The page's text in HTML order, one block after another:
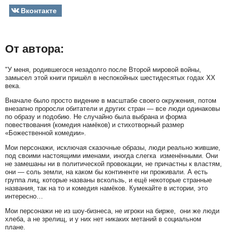
Вконтакте
От автора:
"У меня, родившегося незадолго после Второй мировой войны,
замысел этой книги пришёл в неспокойных шестидесятых годах ХХ
века.
Вначале было просто видение в масштабе своего окружения, потом
внезапно проросли обитатели и других стран — все люди одинаковы
по образу и подобию. Не случайно была выбрана и форма
повествования (комедия намёков) и стихотворный размер
«Божественной комедии».
Мои персонажи, исключая сказочные образы, люди реально жившие,
под своими настоящими именами, иногда слегка изменёнными. Они
не замешаны ни в политической провокации, не причастны к властям,
они — соль земли, на каком бы континенте ни проживали. А есть
группа лиц, которые названы вскользь, и ещё некоторые странные
названия, так на то и комедия намёков. Кумекайте в истории, это
интересно…
Мои персонажи не из шоу-бизнеса, не игроки на бирже, они же люди
хлеба, а не зрелищ, и у них нет никаких метаний в социальном
плане.